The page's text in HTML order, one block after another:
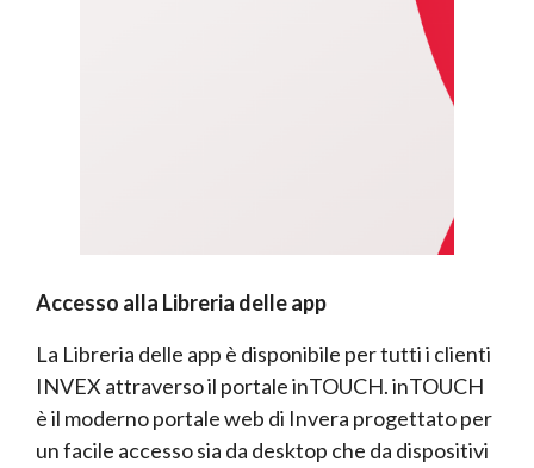
Accesso alla Libreria delle app
La Libreria delle app è disponibile per tutti i clienti
INVEX attraverso il portale inTOUCH. inTOUCH
è il moderno portale web di Invera progettato per
un facile accesso sia da desktop che da dispositivi